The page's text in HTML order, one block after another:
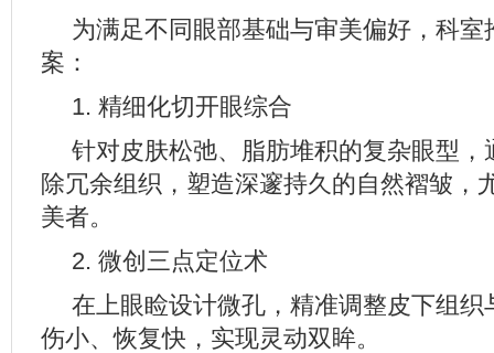
为满足不同眼部基础与审美偏好，科室
案：
1. 精细化切开眼综合
针对皮肤松弛、脂肪堆积的复杂眼型，
除冗余组织，塑造深邃持久的自然褶皱，
美者。
2. 微创三点定位术
在上眼睑设计微孔，精准调整皮下组织
伤小、恢复快，实现灵动双眸。